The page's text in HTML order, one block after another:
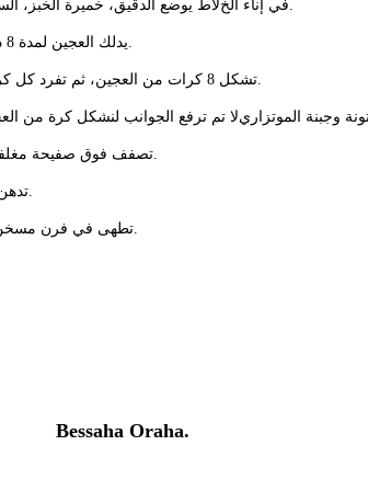
- في إناء الخﻻط يوضع الدقيق، خميرة الخبز، السكر، زيت الزيتون ، الملح والماء.
- يدلك العجين لمدة 8 دقائق، تغطى وتترك حتى تختمر.
- تشكل 8 كرات من العجين، ثم تفرد كل كرة باليد وتدهن بصلصة الطماطم.
- تصفف فوق صفيحة مغلفة بورق الخبز، تترك حتى تختمر.
- تدهن الخبيزات بالبيض وتزين بسكين.
- تطهى في فرن مسخن على 180 درجة لمدة 25 دقيقة.
Bessaha Oraha.